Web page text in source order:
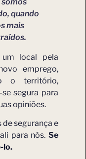
quando
mais
local pela
emprego,
o território,
segura para
opiniões.
segurança e
para nós. Se
lo.